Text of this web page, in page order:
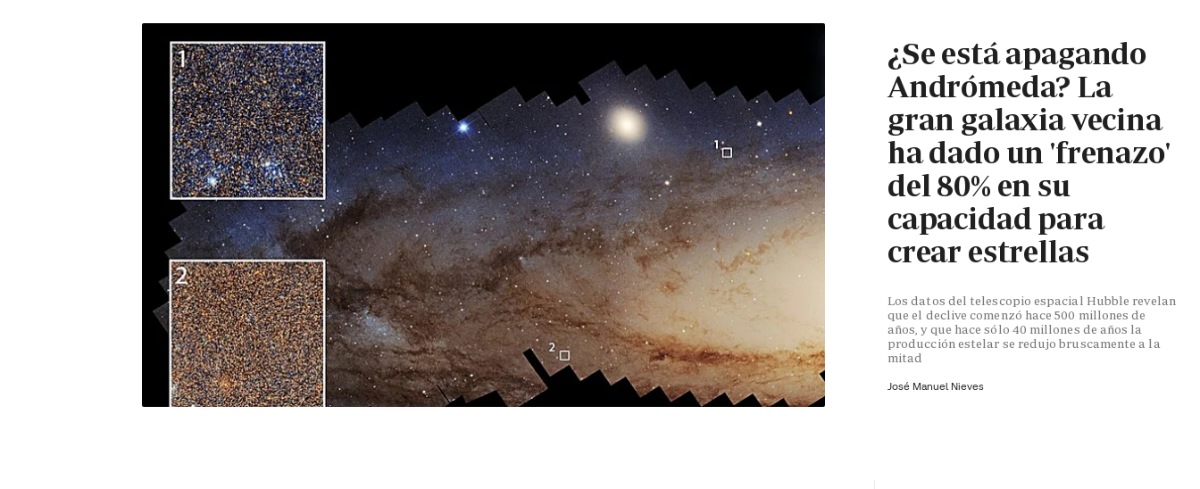
¿Se está apagando
Andrómeda? La
gran galaxia vecina
ha dado un 'frenazo'
del 80% en su
capacidad para
crear estrellas
Los datos del telescopio espacial Hubble revelan
que el declive comenzó hace 500 millones de
años, y que hace sólo 40 millones de años la
producción estelar se redujo bruscamente a la
mitad
José Manuel Nieves